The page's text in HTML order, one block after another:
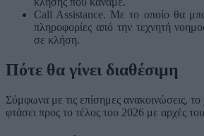
Call Assistance. Με το οποίο θα
πληροφορίες από την τεχνητή
σε κλήση.
Πότε θα γίνει διαθέσιμη
Σύμφωνα με τις επίσημες ανακοινώσεις, το
φτάσει προς το τέλος του 2026 με αρχές